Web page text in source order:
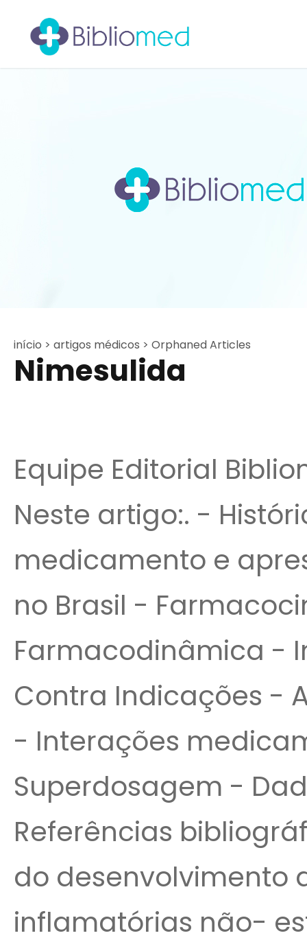
início > artigos médicos > Orphaned Articles
Nimesulida
Equipe Editorial
Neste artigo:. -
medicamento e
no Brasil -
Farmacodinâmica -
Contra Indicações -
- Interações
Superdosagem -
Referências
do desenvolvimento
inflamatórias não-